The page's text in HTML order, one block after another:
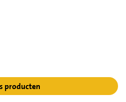
producten